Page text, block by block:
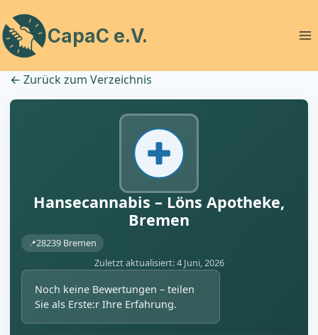
Inhalt
springen
CapaC e.V.
← Zurück zum Verzeichnis
Hansecannabis – Löns Apotheke,
Bremen
28239 Bremen
Zuletzt aktualisiert: 4 Juni, 2026
Noch keine Bewertungen – teilen
Sie als Erste:r Ihre Erfahrung.